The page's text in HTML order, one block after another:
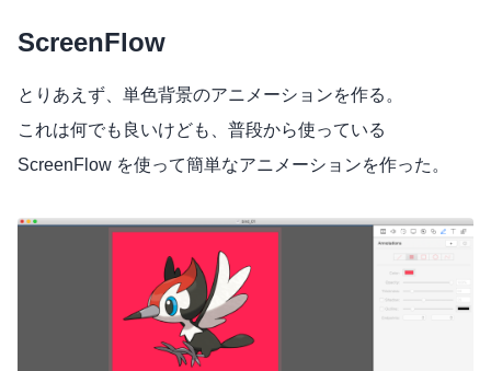
ScreenFlow
とりあえず、単色背景のアニメーションを作る。
これは何でも良いけども、普段から使っている
ScreenFlow を使って簡単なアニメーションを作った。